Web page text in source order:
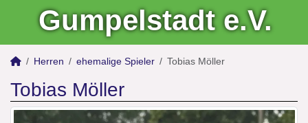
Gumpelstadt e.V.
Herren ehemalige Spieler Tobias Möller
Tobias Möller